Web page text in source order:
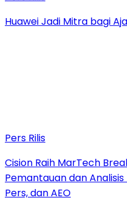
Huawei Jadi Mitra bagi
Pers Rilis
Cision Raih MarTech
Pemantauan dan Analisis
Pers, dan AEO